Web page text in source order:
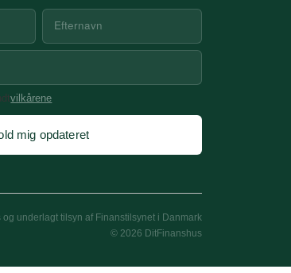
vilkårene
mig opdateret
underlagt tilsyn af Finanstilsynet i Danmark
© 2026 DitFinanshus